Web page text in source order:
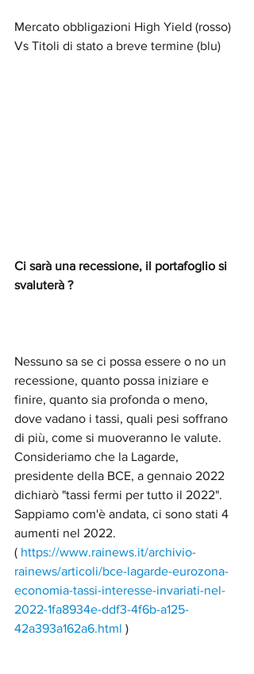
Mercato obbligazioni High Yield (rosso)
Vs Titoli di stato a breve termine (blu)
Ci sarà una recessione, il portafoglio si
svaluterà ?
Nessuno sa se ci possa essere o no un
recessione, quanto possa iniziare e
finire, quanto sia profonda o meno,
dove vadano i tassi, quali pesi soffrano
di più, come si muoveranno le valute.
Consideriamo che la Lagarde,
presidente della BCE, a gennaio 2022
dichiarò "tassi fermi per tutto il 2022".
Sappiamo com'è andata, ci sono stati 4
aumenti nel 2022.
( https://www.rainews.it/archivio-
rainews/articoli/bce-lagarde-eurozona-
economia-tassi-interesse-invariati-nel-
2022-1fa8934e-ddf3-4f6b-a125-
42a393a162a6.html )